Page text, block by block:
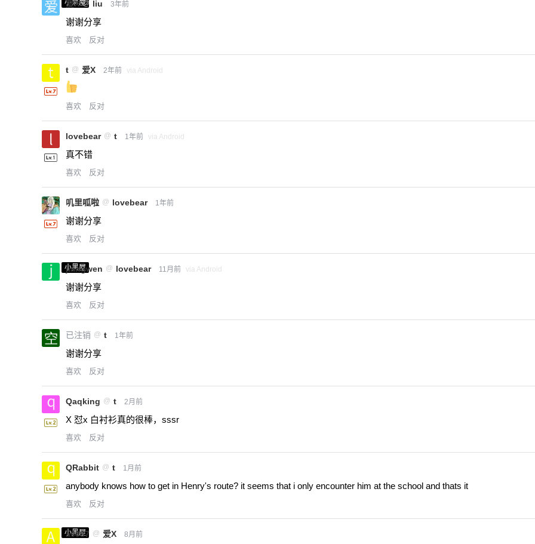
小黑屋
爱X @ liu 3年前
谢谢分享
喜欢 反对
t @ 爱X 2年前 via Android
喜欢 反对
lovebear @ t 1年前 via Android
真不错
喜欢 反对
叽里呱啦 @ lovebear 1年前
谢谢分享
喜欢 反对
小黑屋
jiangwen @ lovebear 11月前 via Android
谢谢分享
喜欢 反对
已注销 @ t 1年前
谢谢分享
喜欢 反对
Qaqking @ t 2月前
X 怼x 白衬衫真的很棒，sssr
喜欢 反对
QRabbit @ t 1月前
anybody knows how to get in Henry's route? it seems that i only encounter him at the school and thats it
喜欢 反对
小黑屋
a0987 @ 爱X 8月前
限。